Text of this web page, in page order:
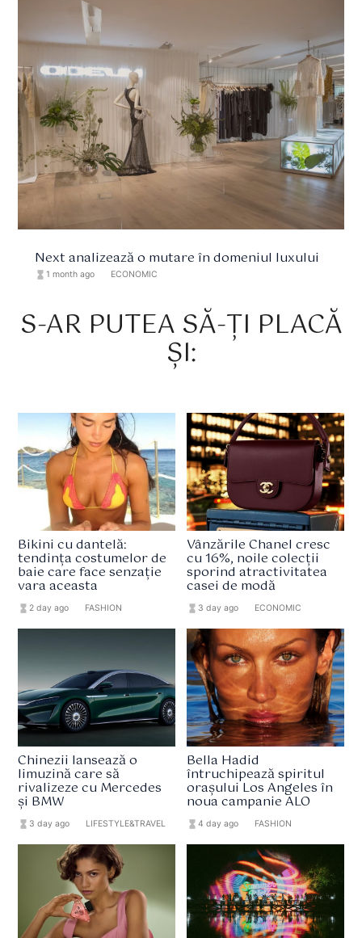
Next analizează o mutare în domeniul luxului
hourglass_full 1 month ago ECONOMIC
S-AR PUTEA SĂ-ȚI PLACĂ
ȘI:
Bikini cu dantelă:
tendința costumelor de
baie care face senzație
vara aceasta
hourglass_full 2 day ago FASHION
Vânzările Chanel cresc
cu 16%, noile colecții
sporind atractivitatea
casei de modă
hourglass_full 3 day ago ECONOMIC
Chinezii lansează o
limuzină care să
rivalizeze cu Mercedes
și BMW
hourglass_full 3 day ago LIFESTYLE&TRAVEL
Bella Hadid
întruchipează spiritul
orașului Los Angeles în
noua campanie ALO
hourglass_full 4 day ago FASHION